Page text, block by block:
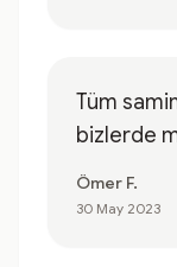
Tüm
bizlerde
Ömer F.
30 May 2023